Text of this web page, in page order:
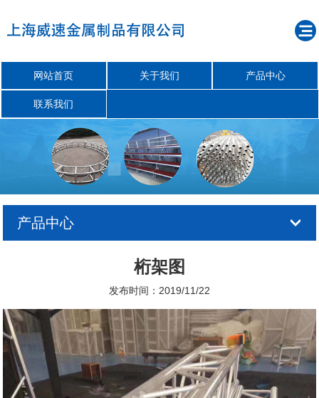
网站首页 关于我们 产品中心
联系我们
产品中心
桁架图
发布时间：2019/11/22